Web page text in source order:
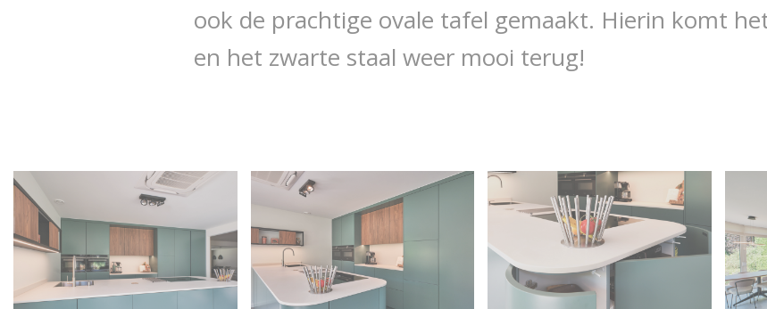
ook de prachtige ovale tafel gemaakt. Hierin komt
en het zwarte staal weer mooi terug!